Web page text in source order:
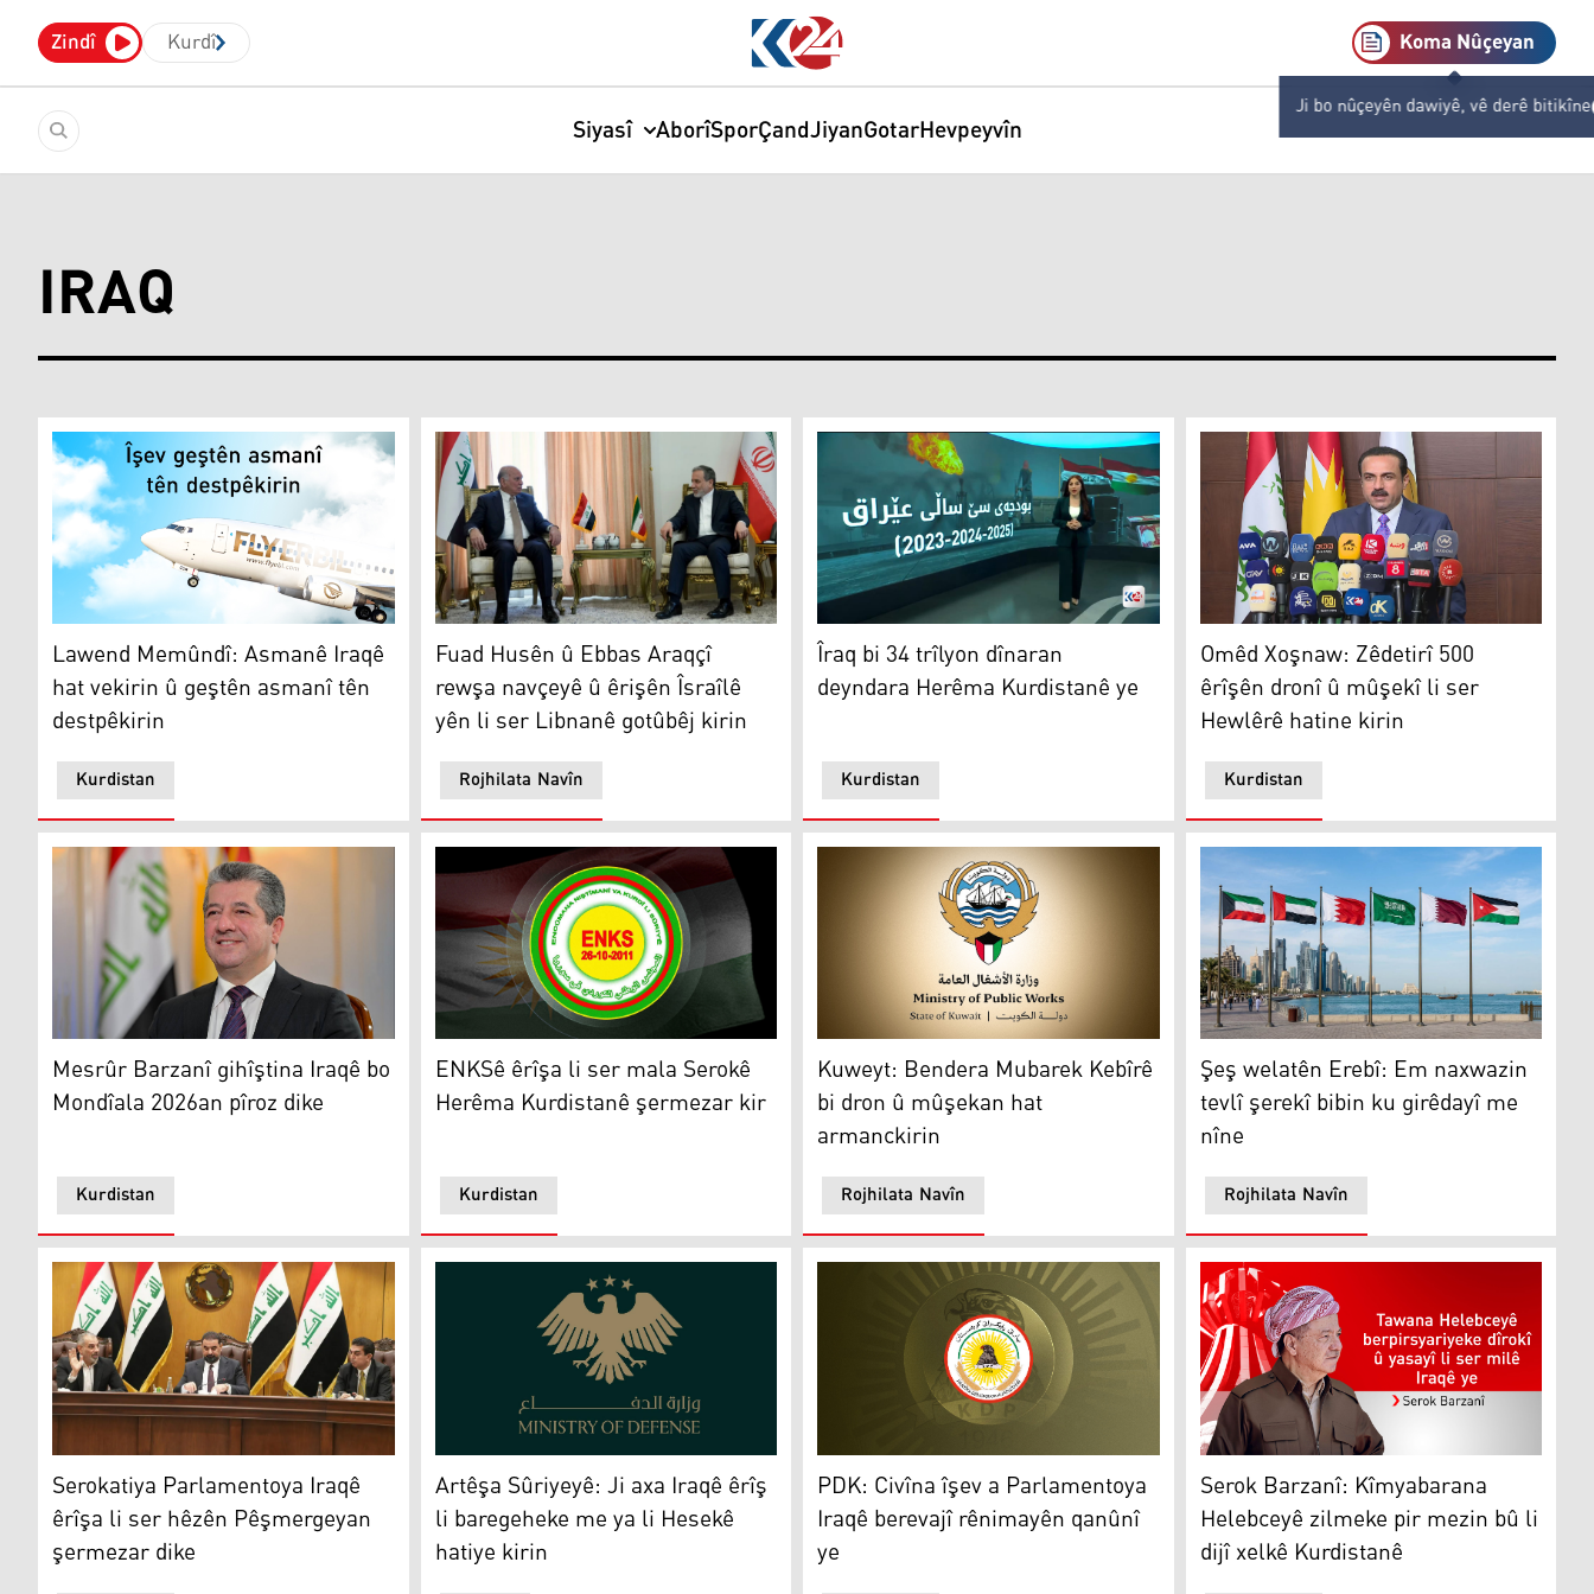
Zindî Kurdî Koma Nûçeyan
Ji bo nûçeyên dawiyê, vê derê bitikîne
Siyasî AborîSporÇandJiyanGotarHevpeyvîn
IRAQ
Lawend Memûndî: Asmanê Iraqê hat vekirin û geştên asmanî tên destpêkirin
Kurdistan
Lawend Memûndî: Asmanê Iraqê
hat vekirin û geştên asmanî tên
destpêkirin
Fuad Husên û Ebbas Araqçî rewşa navçeyê û êrişên Îsraîlê yên li ser Libnanê gotûbêj kirin
Rojhilata Navîn
Fuad Husên û Ebbas Araqçî
rewşa navçeyê û êrişên Îsraîlê
yên li ser Libnanê gotûbêj kirin
Îraq bi 34 trîlyon dînaran deyndara Herêma Kurdistanê ye
Kurdistan
Îraq bi 34 trîlyon dînaran
deyndara Herêma Kurdistanê ye
Omêd Xoşnaw: Zêdetirî 500 êrîşên dronî û
Kurdistan
Omêd Xoşnaw: Zêdetirî 500
êrîşên dronî û mûşekî li ser
Hewlêrê hatine kirin
Mesrûr Barzanî gihîştina Iraqê bo Mondîala 2026an pîroz dike
Kurdistan
Mesrûr Barzanî gihîştina Iraqê bo
Mondîala 2026an pîroz dike
ENKSê êrîşa li ser mala Serokê Herêma Kurdistanê şermezar kir
Kurdistan
ENKSê êrîşa li ser mala Serokê
Herêma Kurdistanê şermezar kir
Wezareta Karên Giştî ya Kuweytê
Rojhilata Navîn
Kuweyt: Bendera Mubarek Kebîrê
bi dron û mûşekan hat
armanckirin
Şeş welatên Erebî: Em naxwazin tevlî
Rojhilata Navîn
Şeş welatên Erebî: Em naxwazin
tevlî şerekî bibin ku girêdayî me
nîne
Serokatiya Parlamentoya Iraqê êrîşa li ser hêzên Pêşmergeyan şermezar dike
Serokatiya Parlamentoya Iraqê
êrîşa li ser hêzên Pêşmergeyan
şermezar dike
Artêşa Sûriyeyê: Ji axa Iraqê êrîş li baregeheke me ya li Hesekê hatiye kirin
Artêşa Sûriyeyê: Ji axa Iraqê êrîş
li baregeheke me ya li Hesekê
hatiye kirin
PDK: Civîna îşev a Parlamentoya Iraqê berevajî rênimayên qanûnî ye
PDK: Civîna îşev a Parlamentoya
Iraqê berevajî rênimayên qanûnî
ye
Serok Barzanî: Kîmyabarana Helebceyê
Serok Barzanî: Kîmyabarana
Helebceyê zilmeke pir mezin bû li
dijî xelkê Kurdistanê